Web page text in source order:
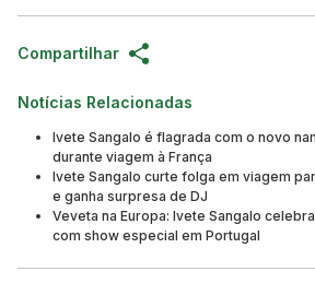
Compartilhar
Notícias Relacionadas
Ivete Sangalo é flagrada com o novo
durante viagem à França
Ivete Sangalo curte folga em viagem
e ganha surpresa de DJ
Veveta na Europa: Ivete Sangalo
com show especial em Portugal